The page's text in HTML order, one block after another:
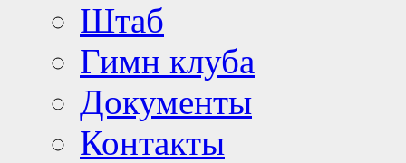
Штаб
Гимн клуба
Документы
Контакты